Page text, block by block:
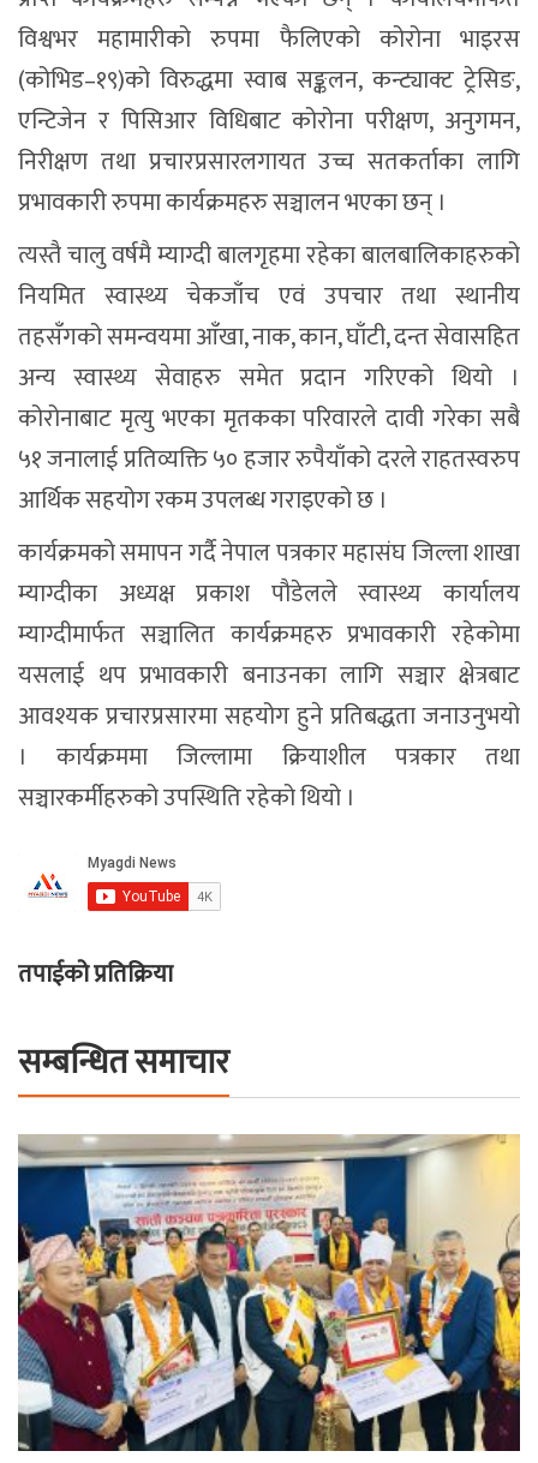
विश्वभर महामारीको रुपमा फैलिएको कोरोना भाइरस
(कोभिड–१९)को विरुद्धमा स्वाब सङ्कलन, कन्ट्याक्ट ट्रेसिङ,
एन्टिजेन र पिसिआर विधिबाट कोरोना परीक्षण, अनुगमन,
निरीक्षण तथा प्रचारप्रसारलगायत उच्च सतकर्ताका लागि
प्रभावकारी रुपमा कार्यक्रमहरु सञ्चालन भएका छन् ।
त्यस्तै चालु वर्षमै म्याग्दी बालगृहमा रहेका बालबालिकाहरुको
नियमित स्वास्थ्य चेकजाँच एवं उपचार तथा स्थानीय
तहसँगको समन्वयमा आँखा, नाक, कान, घाँटी, दन्त सेवासहित
अन्य स्वास्थ्य सेवाहरु समेत प्रदान गरिएको थियो ।
कोरोनाबाट मृत्यु भएका मृतकका परिवारले दावी गरेका सबै
५१ जनालाई प्रतिव्यक्ति ५० हजार रुपैयाँको दरले राहतस्वरुप
आर्थिक सहयोग रकम उपलब्ध गराइएको छ ।
कार्यक्रमको समापन गर्दै नेपाल पत्रकार महासंघ जिल्ला शाखा
म्याग्दीका अध्यक्ष प्रकाश पौडेलले स्वास्थ्य कार्यालय
म्याग्दीमार्फत सञ्चालित कार्यक्रमहरु प्रभावकारी रहेकोमा
यसलाई थप प्रभावकारी बनाउनका लागि सञ्चार क्षेत्रबाट
आवश्यक प्रचारप्रसारमा सहयोग हुने प्रतिबद्धता जनाउनुभयो
। कार्यक्रममा जिल्लामा क्रियाशील पत्रकार तथा
सञ्चारकर्मीहरुको उपस्थिति रहेको थियो ।
तपाईको प्रतिक्रिया
सम्बन्धित समाचार